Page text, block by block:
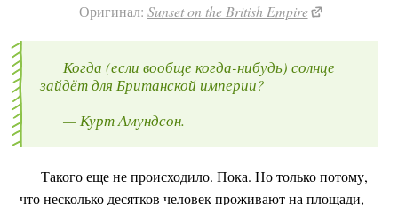
Оригинал: Sunset on the British Empire
Когда (если вообще когда-нибудь) солнце
зайдёт для Британской империи?
— Курт Амундсон.
Такого еще не происходило. Пока. Но только потому,
что несколько десятков человек проживают на площади,